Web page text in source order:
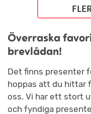
Överraska
brevlådan!
Det finns presenter
hoppas att du hittar
oss. Vi har ett stort
och fyndiga